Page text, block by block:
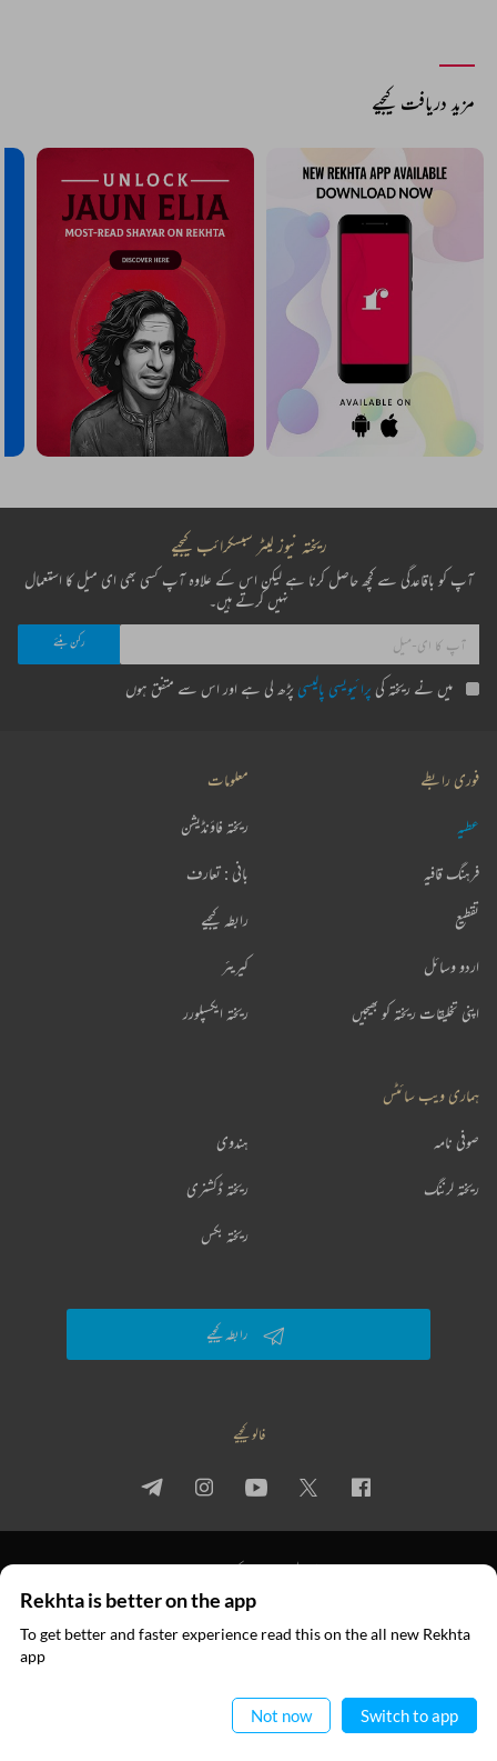
مزید دریافت کیجیے
ریختہ نیوز لیٹر سبسکرائب کیجیے
آپ کو باقاعدگی سے کچھ حاصل کرنا ہے لیکن اس کے علاوہ آپ کسی بھی ای میل کا استعمال
نہیں کرتے ہیں۔
میں نے ریختہ کی پرائیویسی پالیسی پڑھ لی ہے اور اس سے متفق ہوں
فوری رابطے
عطیہ
فرہنگ قافیہ
تقطیع
اردو وسائل
اپنی تخلیقات ریختہ کو بھیجیں
معلومات
ریختہ فاؤنڈیشن
بانی : تعارف
رابطہ کیجیے
کیریئر
ریختہ ایکسپلورر
ہماری ویب سائٹس
ہندوی صوفی نامہ
ریختہ ڈکشنری ریختہ لرننگ
ریختہ بکس
رابطہ کیجیے
فالو کیجیے
© 2026 Rekhta™ Foundation. All rights reserved.
Rekhta is better on the app
To get better and faster experience read this on the all new Rekhta
app
Not now Switch to app